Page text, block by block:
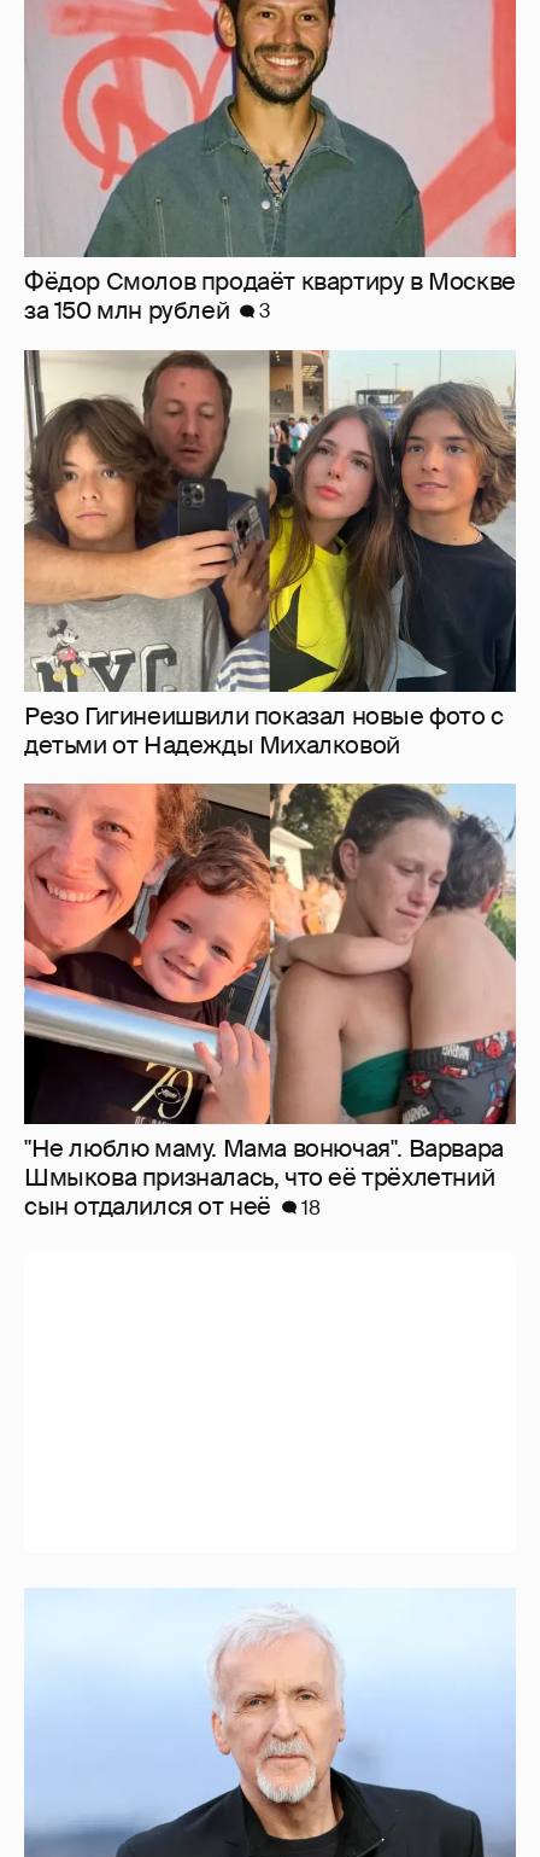
за 150 млн рублей 3
Резо Гигинеишвили показал новые фото с
детьми от Надежды Михалковой
"Не люблю маму. Мама вонючая". Варвара
Шмыкова призналась, что её трёхлетний
сын отдалился от неё
18
"Вызывает сочувствие". В сети обсуждают
трансформацию звезды "Сумерек"
Кристен Стюарт